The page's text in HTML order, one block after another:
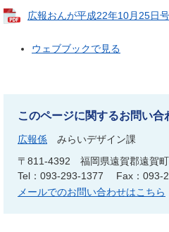
広報おんが平成22年10月25日
ウェブブックで見る
このページに関するお問い合
広報係
みらいデザイン課
〒811-4392
福岡県遠賀郡遠賀
Tel：093-293-1377
Fax：093-
メールでのお問い合わせはこちら